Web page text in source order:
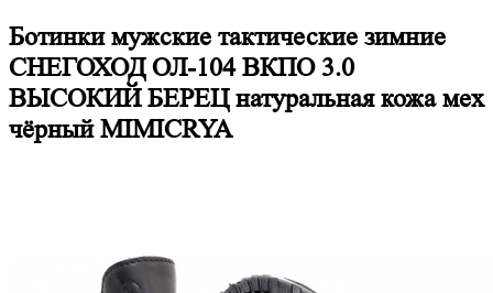
Ботинки мужские тактические зимние
СНЕГОХОД ОЛ-104 ВКПО 3.0
ВЫСОКИЙ БЕРЕЦ натуральная кожа мех
чёрный MIMICRYA